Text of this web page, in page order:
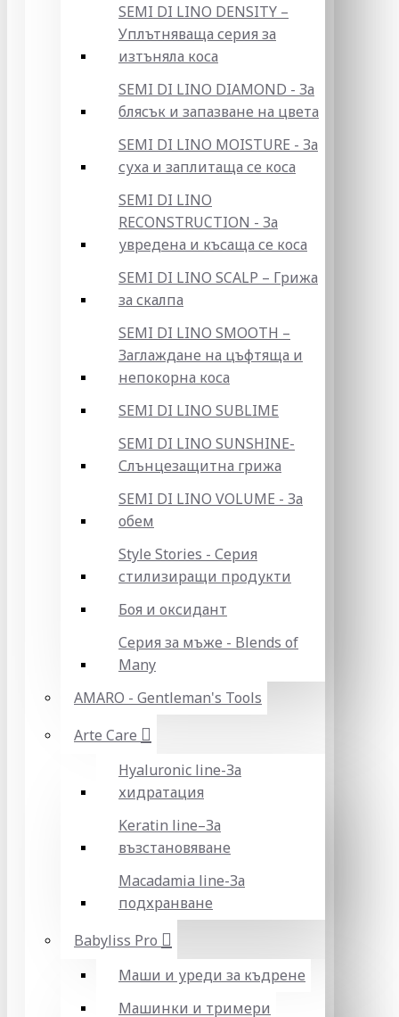
SEMI DI LINO DENSITY –
Уплътняваща серия за
изтъняла коса
SEMI DI LINO DIAMOND - За
блясък и запазване на цвета
SEMI DI LINO MOISTURE - За
суха и заплитаща се коса
SEMI DI LINO
RECONSTRUCTION - За
увредена и късаща се коса
SEMI DI LINO SCALP – Грижа
за скалпа
SEMI DI LINO SMOOTH –
Заглаждане на цъфтяща и
непокорна коса
SEMI DI LINO SUBLIME
SEMI DI LINO SUNSHINE-
Слънцезащитна грижа
SEMI DI LINO VOLUME - За
обем
Style Stories - Серия
стилизиращи продукти
Боя и оксидант
Серия за мъже - Blends of
Many
AMARO - Gentleman's Tools
Arte Care
Hyaluronic line-За
хидратация
Keratin line–За
възстановяване
Macadamia line-За
подхранване
Babyliss Pro
Маши и уреди за къдрене
Машинки и тримери